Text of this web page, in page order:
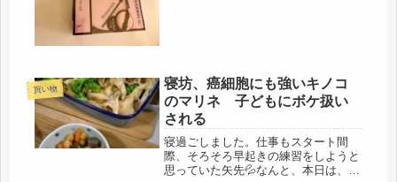
買い物
寝坊、癌細胞にも強いキノコ
のマリネ 子どもにボケ扱い
される
寝過ごしました。仕事もスタート間
際、そろそろ早起きの練習をしようと
思っていた矢先💦なんと、本日は、朝